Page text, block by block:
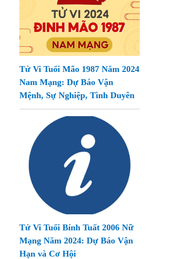
Tử Vi Tuổi Mão 1987 Năm 2024
Nam Mạng: Dự Báo Vận
Mệnh, Sự Nghiệp, Tình Duyên
Tử Vi Tuổi Bính Tuất 2006 Nữ
Mạng Năm 2024: Dự Báo Vận
Hạn và Cơ Hội